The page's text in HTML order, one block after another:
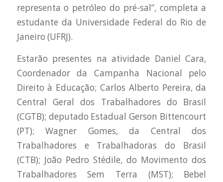
representa o petróleo do pré-sal”, completa a
estudante da Universidade Federal do Rio de
Janeiro (UFRJ).
Estarão presentes na atividade Daniel Cara,
Coordenador da Campanha Nacional pelo
Direito à Educação; Carlos Alberto Pereira, da
Central Geral dos Trabalhadores do Brasil
(CGTB); deputado Estadual Gerson Bittencourt
(PT); Wagner Gomes, da Central dos
Trabalhadores e Trabalhadoras do Brasil
(CTB); João Pedro Stédile, do Movimento dos
Trabalhadores Sem Terra (MST); Bebel